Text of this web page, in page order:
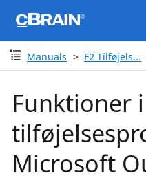
Manuals F2 Tilføjels...
Funktioner
Microsoft